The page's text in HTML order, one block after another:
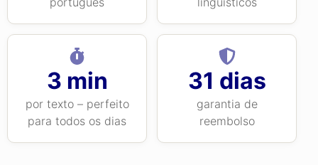
3 min
por texto – perfeito
para todos os dias
31 dias
garantia de
reembolso